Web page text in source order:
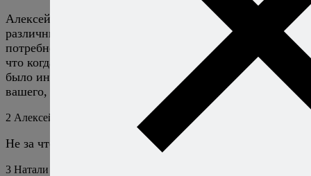
Алексей, спасибо, что поделились опытом! В силу
различных причин не получалось соблюдать пост, да и
потребности в этом никогда не испытывала. Не думаю,
что когда-нибудь появится желание поститься, но мне
было интересно и полезно узнать о результатах
вашего, если можно назвать, эксперимента.
2 Алексей Онегин 19 мая 2016 Ответить
Не за что. Рад, что оказалось интересным.
3 Натали